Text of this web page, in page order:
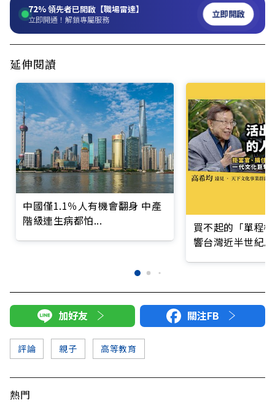
72%領先者已開啟【職場雷達】
立即開通！解鎖專屬服務 立即開啟
延伸閱讀
中國僅1.1％人有機會翻身 中產
階級連生病都怕...
買不起的「單程
響台灣近半世紀
加好友 關注FB
評論 親子 高等教育
熱門